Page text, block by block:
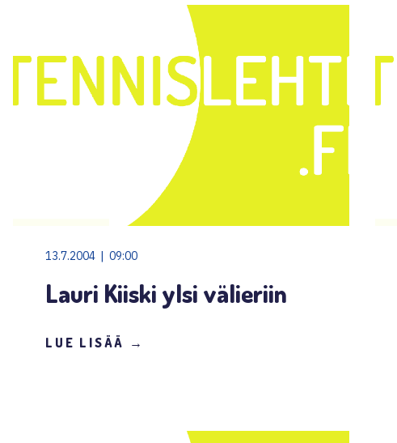
13.7.2004 | 09:00
Lauri Kiiski ylsi välieriin
LUE LISÄÄ →